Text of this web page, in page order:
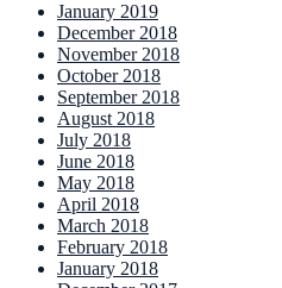
January 2019
December 2018
November 2018
October 2018
September 2018
August 2018
July 2018
June 2018
May 2018
April 2018
March 2018
February 2018
January 2018